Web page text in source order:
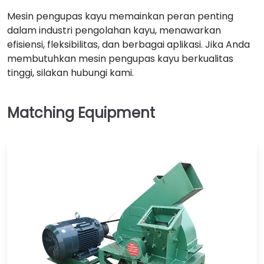
Mesin pengupas kayu memainkan peran penting
dalam industri pengolahan kayu, menawarkan
efisiensi, fleksibilitas, dan berbagai aplikasi. Jika Anda
membutuhkan mesin pengupas kayu berkualitas
tinggi, silakan hubungi kami.